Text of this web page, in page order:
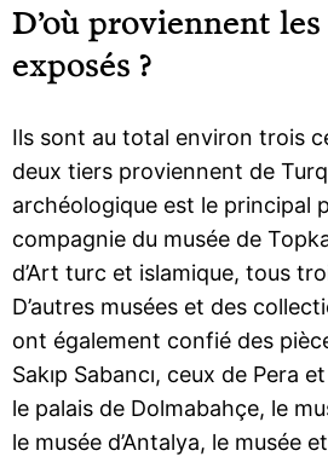
D’où proviennent
exposés ?
Ils sont au total environ trois
deux tiers proviennent de
archéologique est le principal
compagnie du musée de
d’Art turc et islamique, tous
D’autres musées et des
ont également confié des
Sakıp Sabancı, ceux de Pera
le palais de Dolmabahçe, le
le musée d’Antalya, le musée